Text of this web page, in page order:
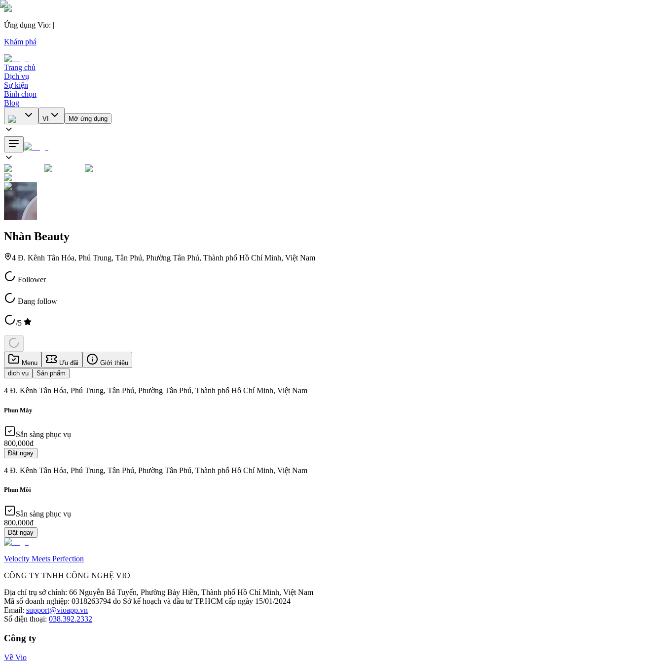
Ứng dụng Vio: |
Khám phá
Trang chủ
Dịch vụ
Sự kiện
Bình chọn
Blog
VI Mở ứng dụng
Nhàn Beauty
4 Đ. Kênh Tân Hóa, Phú Trung, Tân Phú, Phường Tân Phú, Thành phố Hồ Chí Minh, Việt Nam
Follower
Đang follow
/5
Menu Ưu đãi
Giới thiệu
dịch vụ
Sản phẩm
4 Đ. Kênh Tân Hóa, Phú Trung, Tân Phú, Phường Tân Phú, Thành phố Hồ Chí Minh, Việt Nam
Phun Mày
Sẵn sàng phục vụ
800,000đ
Đặt ngay
4 Đ. Kênh Tân Hóa, Phú Trung, Tân Phú, Phường Tân Phú, Thành phố Hồ Chí Minh, Việt Nam
Phun Môi
Sẵn sàng phục vụ
800,000đ
Đặt ngay
Velocity Meets Perfection
CÔNG TY TNHH CÔNG NGHỆ VIO
Địa chỉ trụ sở chính: 66 Nguyễn Bá Tuyển, Phường Bảy Hiền, Thành phố Hồ Chí Minh, Việt Nam
Mã số doanh nghiệp: 0318263794 do Sở kế hoạch và đầu tư TP.HCM cấp ngày 15/01/2024
Email: support@vioapp.vn
Số điện thoại: 038.392.2332
Công ty
Về Vio